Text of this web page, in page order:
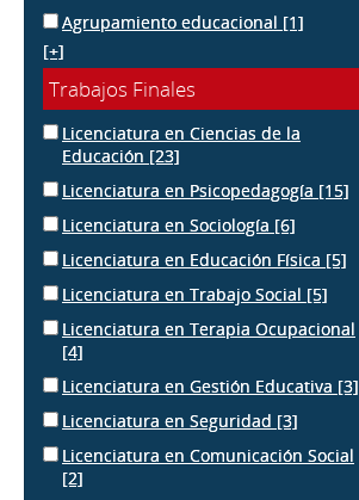
Agrupamiento educacional [1]
[+]
Trabajos Finales
Licenciatura en Ciencias de la
Educación [23]
Licenciatura en Psicopedagogía [15]
Licenciatura en Sociología [6]
Licenciatura en Educación Física [5]
Licenciatura en Trabajo Social [5]
Licenciatura en Terapia Ocupacional
[4]
Licenciatura en Gestión Educativa [3]
Licenciatura en Seguridad [3]
Licenciatura en Comunicación Social
[2]